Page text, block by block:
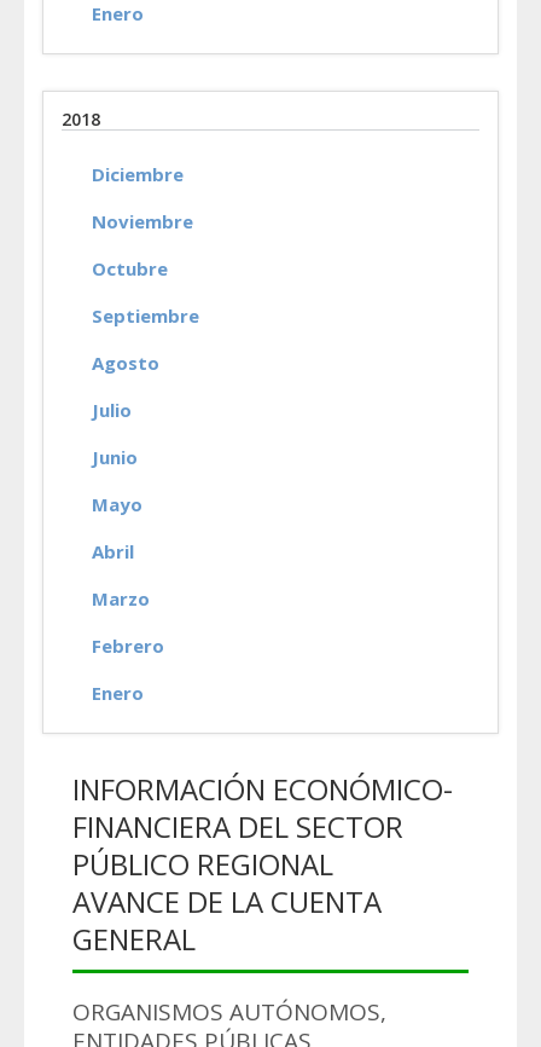
Enero
2018
Diciembre
Noviembre
Octubre
Septiembre
Agosto
Julio
Junio
Mayo
Abril
Marzo
Febrero
Enero
INFORMACIÓN ECONÓMICO-
FINANCIERA DEL SECTOR
PÚBLICO REGIONAL
AVANCE DE LA CUENTA
GENERAL
ORGANISMOS AUTÓNOMOS,